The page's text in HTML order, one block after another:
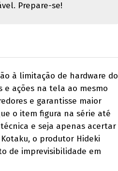
Prepare-se!
à limitação de hardware do
e ações na tela ao mesmo
e garantisse maior
o item figura na série até
e seja apenas acertar
o produtor Hideki
de imprevisibilidade em